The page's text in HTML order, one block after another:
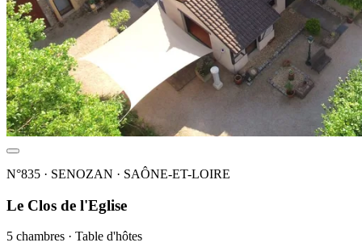
N°835 · SENOZAN · SAÔNE-ET-LOIRE
Le Clos de l'Eglise
5 chambres · Table d'hôtes